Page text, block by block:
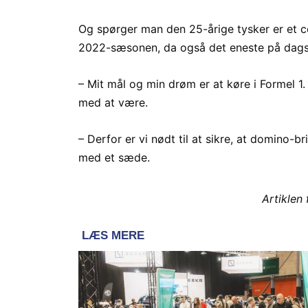
Og spørger man den 25-årige tysker er et
2022-sæsonen, da også det eneste på
– Mit mål og min drøm er at køre i Formel
med at være.
– Derfor er vi nødt til at sikre, at domino-
med et sæde.
Artiklen